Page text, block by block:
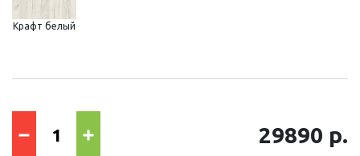
Крафт белый
29890 р.